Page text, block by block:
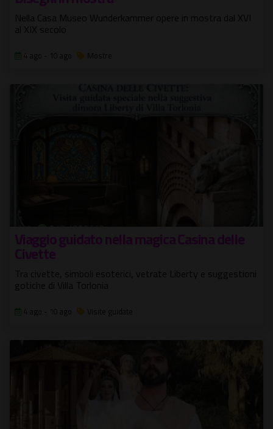
Nella Casa Museo Wunderkammer opere in mostra dal XVI
al XIX secolo
4 ago - 10 ago Mostre
Viaggio guidato nella magica Casina delle
Civette
Tra civette, simboli esoterici, vetrate Liberty e suggestioni
gotiche di Villa Torlonia
4 ago - 10 ago Visite guidate